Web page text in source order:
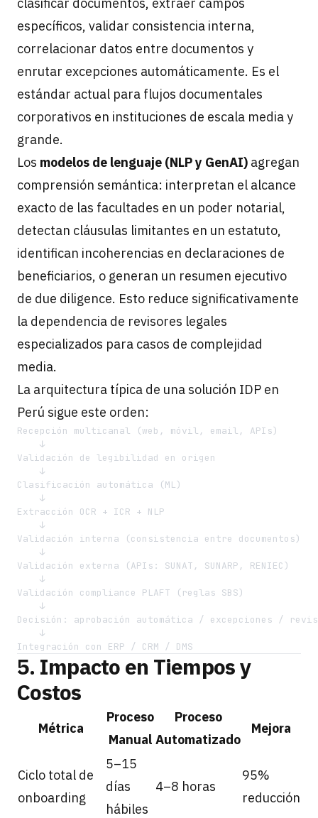
específicos, validar consistencia interna,
correlacionar datos entre documentos y
enrutar excepciones automáticamente. Es el
estándar actual para flujos documentales
corporativos en instituciones de escala media y
grande.
Los modelos de lenguaje (NLP y GenAI) agregan
comprensión semántica: interpretan el alcance
exacto de las facultades en un poder notarial,
detectan cláusulas limitantes en un estatuto,
identifican incoherencias en declaraciones de
beneficiarios, o generan un resumen ejecutivo
de due diligence. Esto reduce significativamente
la dependencia de revisores legales
especializados para casos de complejidad
media.
La arquitectura típica de una solución IDP en
Perú sigue este orden:
Recepción multicanal (web, móvil, email, APIs)
    ↓
Validación de legibilidad en origen
    ↓
Clasificación automática (ML)
    ↓
Extracción OCR + ICR + NLP
    ↓
Validación interna (consistencia entre documentos)
    ↓
Validación externa (APIs: SUNAT, SUNARP, RENIEC)
    ↓
Validación compliance PLAFT (reglas SBS)
    ↓
Decisión: aprobación automática / excepciones /
    ↓
5. Impacto en Tiempos y
Costos
Métrica
Proceso
Manual
Proceso
Automatizado
Mejora
Ciclo total de
onboarding
5–15
días
hábiles
4–8 horas
95%
reducción